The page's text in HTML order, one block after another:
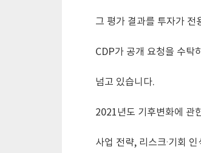
그 평가 결과를 투자가 전
CDP가 공개 요청을 수탁
넘고 있습니다.
2021년도 기후변화에 관
사업 전략, 리스크·기회